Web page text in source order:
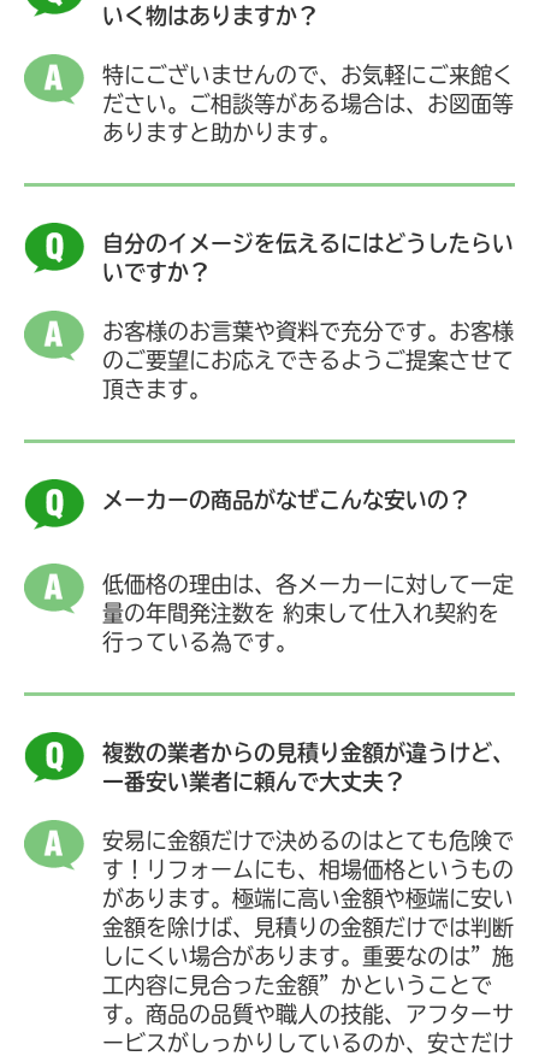
いく物はありますか？
特にございませんので、お気軽にご来館く
ださい。ご相談等がある場合は、お図面等
ありますと助かります。
自分のイメージを伝えるにはどうしたらい
いですか？
お客様のお言葉や資料で充分です。お客様
のご要望にお応えできるようご提案させて
頂きます。
メーカーの商品がなぜこんな安いの？
低価格の理由は、各メーカーに対して一定
量の年間発注数を 約束して仕入れ契約を
行っている為です。
複数の業者からの見積り金額が違うけど、
一番安い業者に頼んで大丈夫？
安易に金額だけで決めるのはとても危険で
す！リフォームにも、相場価格というもの
があります。極端に高い金額や極端に安い
金額を除けば、見積りの金額だけでは判断
しにくい場合があります。重要なのは”施
工内容に見合った金額”かということで
す。商品の品質や職人の技能、アフターサ
ービスがしっかりしているのか、安さだけ